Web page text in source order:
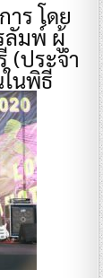
ร โดย
ลัมพ์ ผู้
(ประจำ
นพิธี